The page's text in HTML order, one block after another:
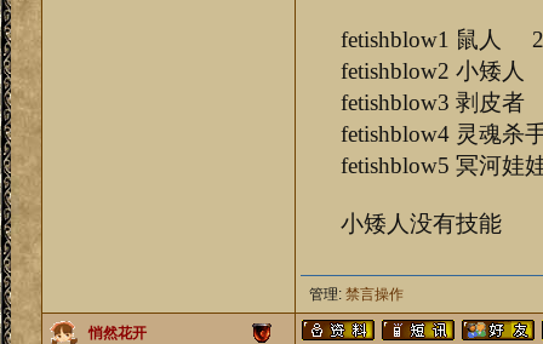
fetishblow1 鼠
fetishblow2 小矮
fetishblow3 剥皮
fetishblow4 灵魂
fetishblow5 冥河
小矮人没有技能
管理: 禁言操作
悄然花开